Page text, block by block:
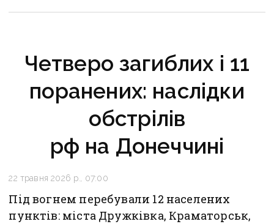
Четверо загиблих і 11
поранених: наслідки
обстрілів
рф на Донеччині
22 травня 2026 р., 07:00
Під вогнем перебували 12 населених
пунктів: міста Дружківка, Краматорськ,